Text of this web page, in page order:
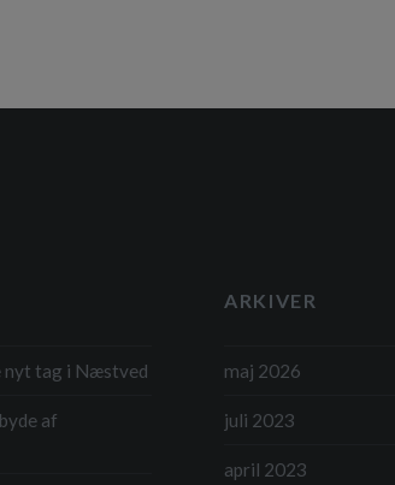
andre tjenester, f.eks.
nyt tag i Næstved
af
ARKIVER
maj 2026
juli 2023
april 2023